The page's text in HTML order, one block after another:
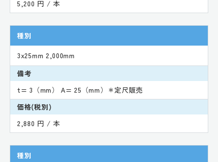
5,200 円 / 本
種別
3x25mm 2,000mm
備考
t= 3（mm） A= 25（mm）＊定尺販売
価格(税別)
2,880 円 / 本
種別